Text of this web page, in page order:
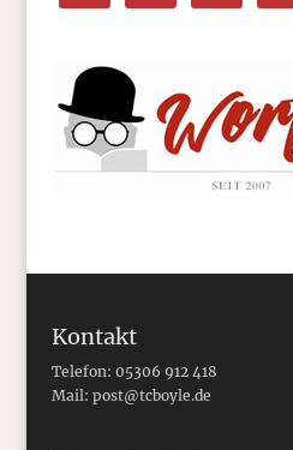
Kontakt
Telefon: 05306 912 418
Mail: post@tcboyle.de